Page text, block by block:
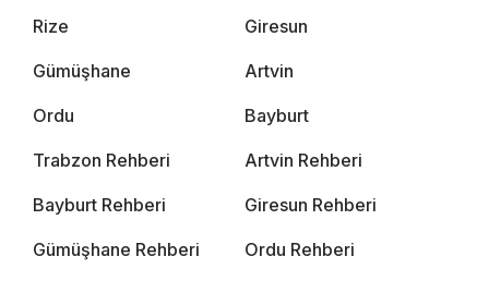
Rize Giresun
Gümüşhane Artvin
Ordu Bayburt
Trabzon Rehberi Artvin Rehberi
Bayburt Rehberi Giresun Rehberi
Gümüşhane Rehberi Ordu Rehberi